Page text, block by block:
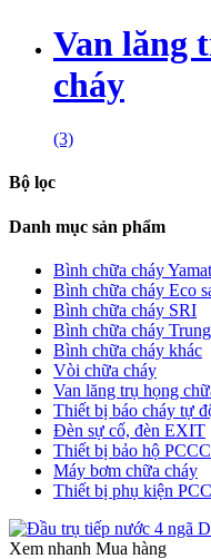
Van lăng
cháy
(3)
Bộ lọc
Danh mục sản phẩm
Bình chữa cháy
Bình chữa cháy Eco
Bình chữa cháy SRI
Bình chữa cháy
Bình chữa cháy khác
Vòi chữa cháy
Van lăng trụ họng
Thiết bị báo cháy tự
Đèn sự cố, đèn EXIT
Thiết bị bảo hộ PCCC
Máy bơm chữa cháy
Thiết bị phụ kiện
Xem nhanh Mua hàng